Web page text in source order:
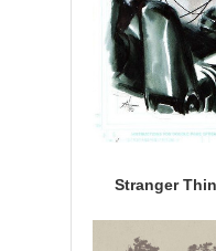
Stranger